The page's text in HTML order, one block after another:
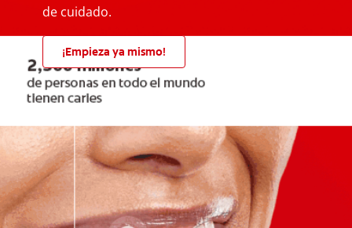
de cuidado.
¡Empieza ya mismo!